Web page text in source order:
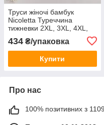
Труси жіночі бамбук
Nicoletta Туреччина
тижневки 2XL, 3XL, 4XL,
434 ₴/упаковка
Купити
Про нас
100% позитивних з 1109